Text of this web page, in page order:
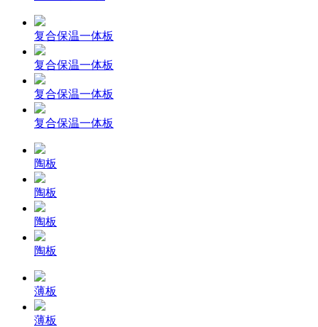
复合保温一体板
复合保温一体板
复合保温一体板
复合保温一体板
陶板
陶板
陶板
陶板
薄板
薄板